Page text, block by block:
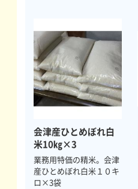
会津産ひとめぼれ白
米10㎏×3
業務用特価の精米。会津
産ひとめぼれ白米１０キ
ロ×3袋